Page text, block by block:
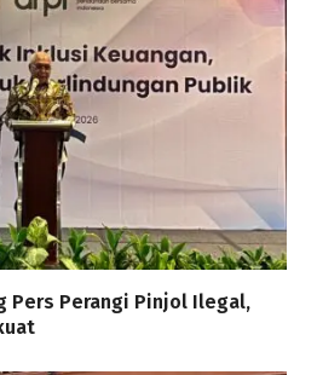
Pers Perangi Pinjol Ilegal,